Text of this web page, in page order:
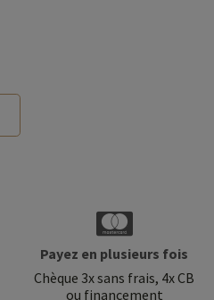
Payez en plusieurs fois
Chèque 3x sans frais, 4x CB
ou financement